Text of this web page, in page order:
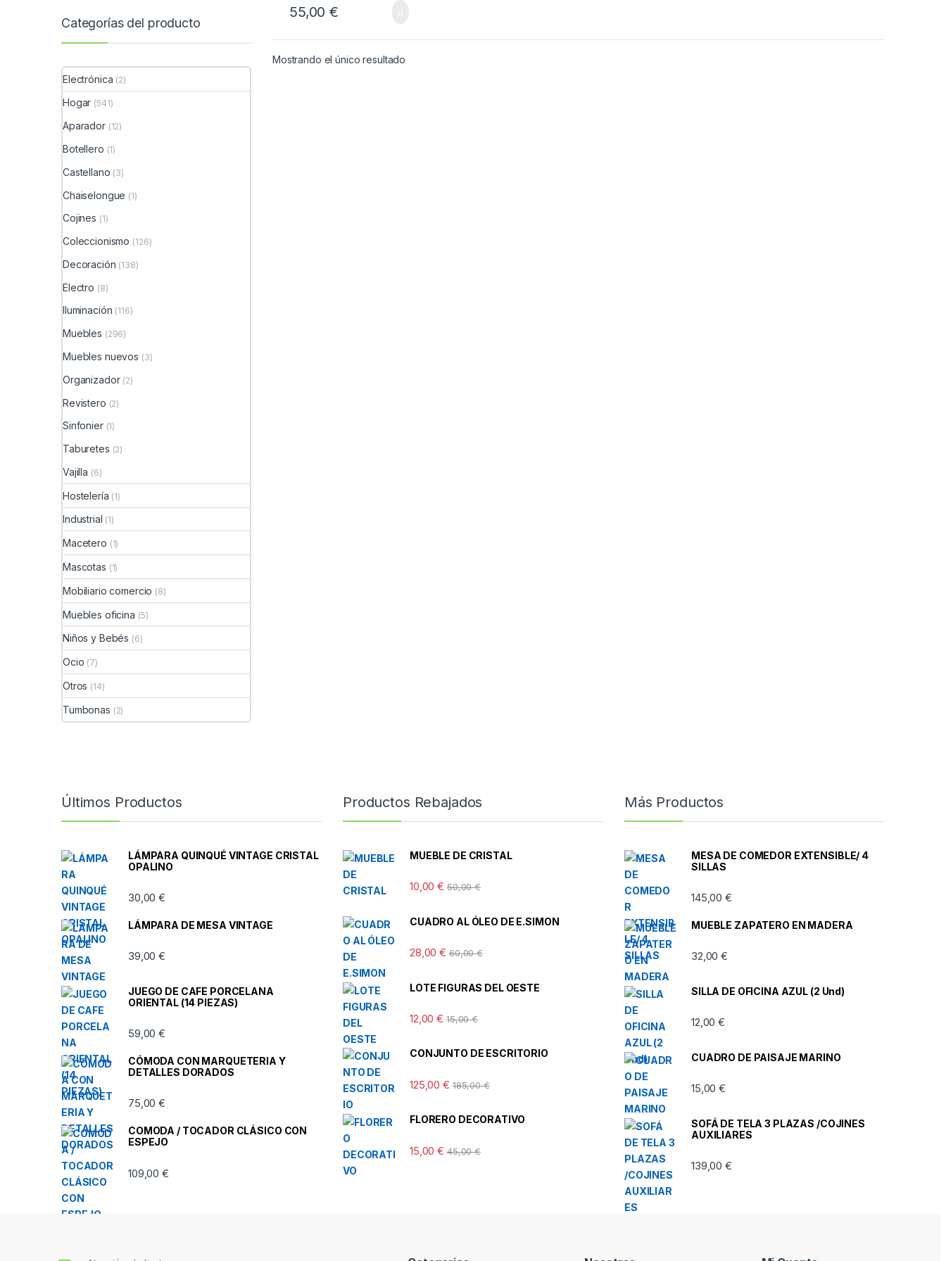
55,00€
Mostrando el único resultado
Categorías del producto
Electrónica (2)
Hogar (541)
Aparador (12)
Botellero (1)
Castellano (3)
Chaiselongue (1)
Cojines (1)
Coleccionismo (126)
Decoración (138)
Electro (8)
Iluminación (116)
Muebles (296)
Muebles nuevos (3)
Organizador (2)
Revistero (2)
Sinfonier (1)
Taburetes (2)
Vajilla (6)
Hostelería (1)
Industrial (1)
Macetero (1)
Mascotas (1)
Mobiliario comercio (8)
Muebles oficina (5)
Niños y Bebés (6)
Ocio (7)
Otros (14)
Tumbonas (2)
Últimos Productos
LÁMPARA QUINQUÉ VINTAGE CRISTAL
OPALINO
30,00€
LÁMPARA DE MESA VINTAGE
39,00€
JUEGO DE CAFE PORCELANA
ORIENTAL (14 PIEZAS)
59,00€
CÓMODA CON MARQUETERIA Y
DETALLES DORADOS
75,00€
COMODA / TOCADOR CLÁSICO CON
ESPEJO
109,00€
Productos Rebajados
MUEBLE DE CRISTAL
10,00€ 50,00€
CUADRO AL ÓLEO DE E.SIMON
28,00€ 60,00€
LOTE FIGURAS DEL OESTE
12,00€ 15,00€
CONJUNTO DE ESCRITORIO
125,00€ 185,00€
FLORERO DECORATIVO
15,00€ 45,00€
Más Productos
MESA DE COMEDOR EXTENSIBLE/ 4
SILLAS
145,00€
MUEBLE ZAPATERO EN MADERA
32,00€
SILLA DE OFICINA AZUL (2 Und)
12,00€
CUADRO DE PAISAJE MARINO
15,00€
SOFÁ DE TELA 3 PLAZAS /COJINES
AUXILIARES
139,00€